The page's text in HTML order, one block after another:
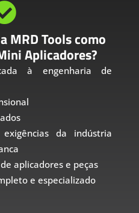
MRD Tools como
Aplicadores?
à engenharia de
da indústria
aplicadores e peças
e especializado